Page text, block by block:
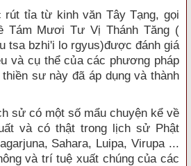
rút tỉa từ kinh văn Tây Tạng, gọi
Tám Mươi Tư Vị Thánh Tăng (
tsa bzhi'i lo rgyus)được đánh giá
và cụ thể của các phương pháp
sư này đã áp dụng và thành
sử có một số mẩu chuyện kể về
và có thật trong lịch sử Phật
Sahara, Luipa, Virupa ...
và trí tuệ xuất chúng của các